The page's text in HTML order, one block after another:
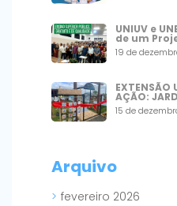
UNIUV e
de um
19 de
EXTENSÃO
AÇÃO:
15 de
Arquivo
fevereiro 2026